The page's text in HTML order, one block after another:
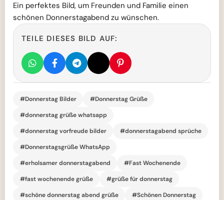
Ein perfektes Bild, um Freunden und Familie einen
schönen Donnerstagabend zu wünschen.
TEILE DIESES BILD AUF:
#Donnerstag Bilder
#Donnerstag Grüße
#donnerstag grüße whatsapp
#donnerstag vorfreude bilder
#donnerstagabend sprüche
#Donnerstagsgrüße WhatsApp
#erholsamer donnerstagabend
#Fast Wochenende
#fast wochenende grüße
#grüße für donnerstag
#schöne donnerstag abend grüße
#Schönen Donnerstag